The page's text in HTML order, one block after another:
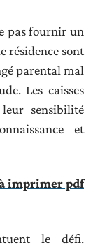
pas fournir un
résidence sont
parental mal
Les caisses
sensibilité
et
imprimer pdf
le défi.